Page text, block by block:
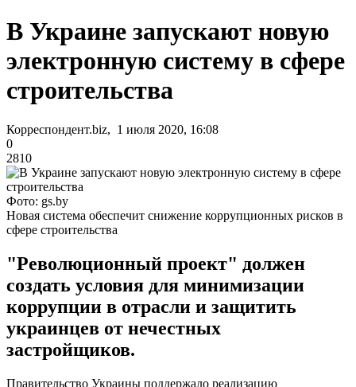
В Украине запускают новую
электронную систему в сфере
строительства
Корреспондент.biz, 1 июля 2020, 16:08
0
2810
Фото: gs.by
Новая система обеспечит снижение коррупционных рисков в
сфере строительства
"Революционный проект" должен
создать условия для минимизации
коррупции в отрасли и защитить
украинцев от нечестных
застройщиков.
Правительство Украины поддержало реализацию